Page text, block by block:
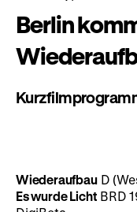
Berlin
WiederaufbauD
Es wurde Licht BRD